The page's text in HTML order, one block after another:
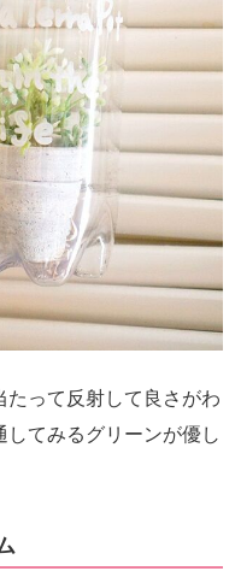
って反射して良さがわ
てみるグリーンが優し